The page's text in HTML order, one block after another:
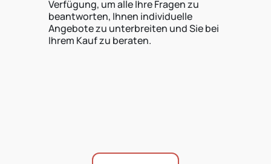
Verfügung, um alle Ihre Fragen zu
beantworten, Ihnen individuelle
Angebote zu unterbreiten und Sie bei
Ihrem Kauf zu beraten.